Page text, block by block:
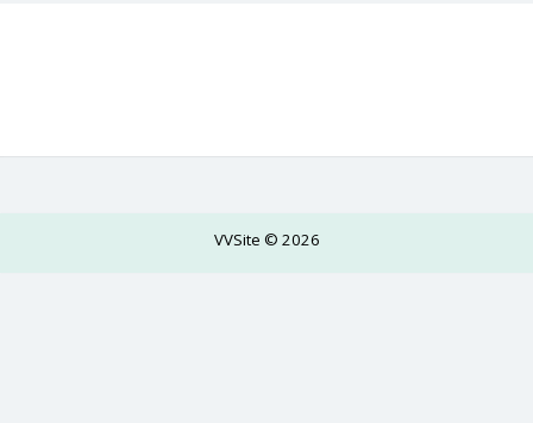
VVSite © 2026